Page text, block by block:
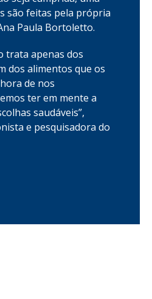
são feitas pela própria
Paula Bortoletto.
trata apenas dos
dos alimentos que os
de nos
ter em mente a
saudáveis”,
e pesquisadora do